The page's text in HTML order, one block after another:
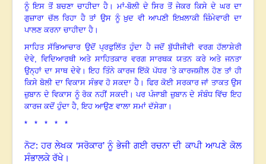
ਨੂੰ ਇਸ ਤੋਂ ਬਚਣਾ ਚਾਹੀਦਾ ਹੈ। ਮਾਂ-ਬੋਲੀ ਦੇ ਸਿਰ ਤੋਂ ਜੇਕਰ ਕਿਸੇ ਦੇ ਘਰ ਦਾ
ਗੁਜ਼ਾਰਾ ਚੱਲ ਰਿਹਾ ਹੈ ਤਾਂ ਉਸ ਨੂੰ ਖ਼ੁਦ ਵੀ ਆਪਣੀ ਇਖ਼ਲਾਕੀ ਜ਼ਿੰਮੇਵਾਰੀ ਦਾ
ਪਾਲਣ ਕਰਨਾ ਚਾਹੀਦਾ ਹੈ ।
ਸਾਹਿਤ ਸੱਭਿਆਚਾਰ ਉਦੋਂ ਪ੍ਰਫੁਲਿੱਤ ਹੁੰਦਾ ਹੈ ਜਦੋਂ ਬੁੱਧੀਜੀਵੀ ਵਰਗ ਹੱਲਾਸ਼ੇਰੀ
ਦੇਵੇ, ਵਿਦਿਆਰਥੀ ਅਤੇ ਸਾਹਿਤਕਾਰ ਵਰਗ ਸਾਰਥਕ ਯਤਨ ਕਰੇ ਅਤੇ ਜਨਤਾ
ਉਨ੍ਹਾਂ ਦਾ ਸਾਥ ਦੇਵੇ।ਇਹ ਤਿੰਨੇ ਕਾਰਜ ਇੱਕੋ ਪੱਧਰ’ਤੇ ਕਾਰਜਸ਼ੀਲ ਹੋਣ ਤਾਂ ਹੀ
ਕਿਸੇ ਬੋਲੀ ਦਾ ਵਿਕਾਸ ਸੰਭਵ ਹੋ ਸਕਦਾ ਹੈ। ਫਿਰ ਕੋਈ ਸਰਕਾਰ ਜਾਂ ਤਾਕਤ ਉਸ
ਜ਼ੁਬਾਨ ਦੇ ਵਿਕਾਸ ਨੂੰ ਰੋਕ ਨਹੀਂ ਸਕਦੀ।ਪਰ ਪੰਜਾਬੀ ਜ਼ੁਬਾਨ ਦੇ ਸੰਬੰਧ ਵਿੱਚ ਇਹ
ਕਾਰਜ ਕਦੋਂ ਹੁੰਦਾ ਹੈ, ਇਹ ਆਉਣ ਵਾਲਾ ਸਮਾਂ ਦੱਸੇਗਾ।
* * * * *
ਨੋਟ: ਹਰ ਲੇਖਕ ‘ਸਰੋਕਾਰ’ ਨੂੰ ਭੇਜੀ ਗਈ ਰਚਨਾ ਦੀ ਕਾਪੀ ਆਪਣੇ ਕੋਲ
ਸੰਭਾਲਕੇ ਰੱਖੇ।